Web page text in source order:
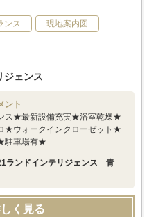
ンス 現地案内図
ジェンス
ント
ス★最新設備充実★浴室乾燥★
★ウォークインクローゼット★
駐車場有★
ランドインテリジェンス 青
く見る